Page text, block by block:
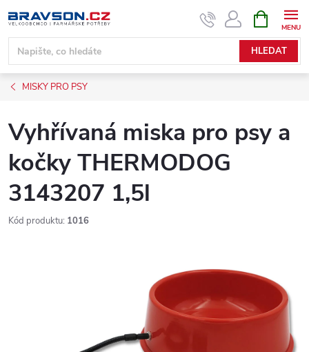
na
obsah
HLEDAT
NÁKUPNÍ
KOŠÍK
MISKY PRO PSY
Vyhřívaná miska pro psy a
kočky THERMODOG
3143207 1,5l
Kód produktu: 1016